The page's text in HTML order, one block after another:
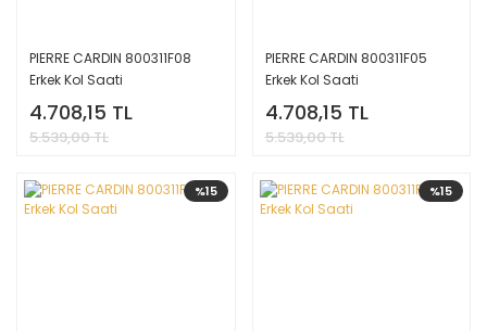
PIERRE CARDIN 800311F08
Erkek Kol Saati
4.708,15 TL
5.539,00 TL
PIERRE CARDIN 800311F05
Erkek Kol Saati
4.708,15 TL
5.539,00 TL
%15 %15